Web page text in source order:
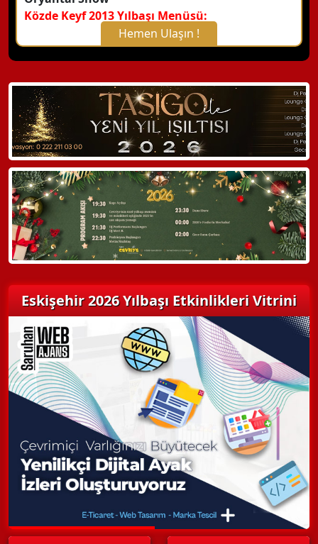
Közde Keyf 2013 Yılbaşı Menüsü:
Hemen Ulaşın !
X Kapat
WhatsApp ile Bilgi Alın
Hemen Arayın
Detaylı Bilgi Alın
Eskişehir 2026 Yılbaşı Etkinlikleri Vitrini